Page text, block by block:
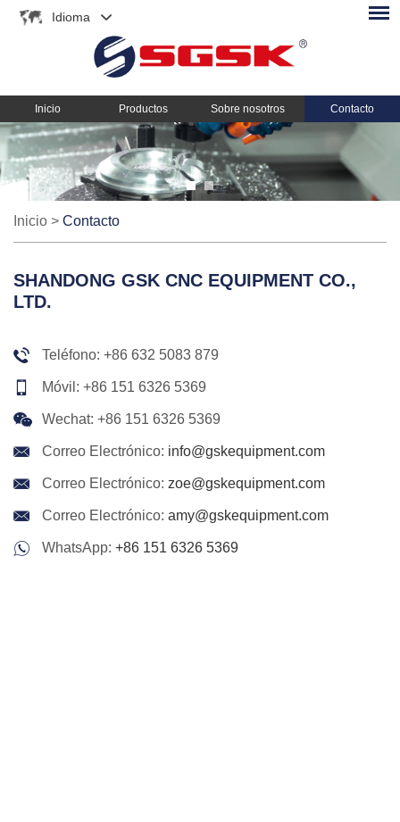
Idioma
Inicio Productos Sobre nosotros Contacto
Inicio > Contacto
SHANDONG GSK CNC EQUIPMENT CO.,
LTD.
Teléfono: +86 632 5083 879
Móvil: +86 151 6326 5369
Wechat: +86 151 6326 5369
Correo Electrónico: info@gskequipment.com
Correo Electrónico: zoe@gskequipment.com
Correo Electrónico: amy@gskequipment.com
WhatsApp: +86 151 6326 5369